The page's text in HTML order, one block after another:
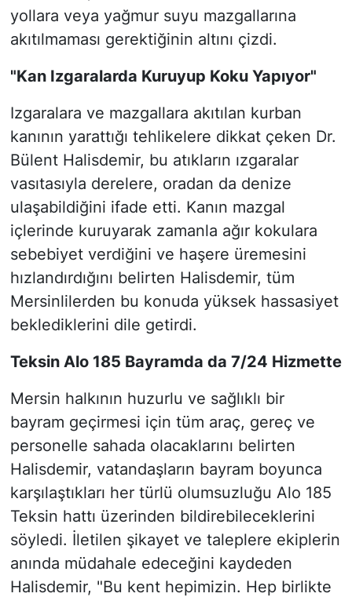
yollara veya yağmur suyu mazgallarına
akıtılmaması gerektiğinin altını çizdi.
"Kan Izgaralarda Kuruyup Koku Yapıyor"
Izgaralara ve mazgallara akıtılan kurban
kanının yarattığı tehlikelere dikkat çeken Dr.
Bülent Halisdemir, bu atıkların ızgaralar
vasıtasıyla derelere, oradan da denize
ulaşabildiğini ifade etti. Kanın mazgal
içlerinde kuruyarak zamanla ağır kokulara
sebebiyet verdiğini ve haşere üremesini
hızlandırdığını belirten Halisdemir, tüm
Mersinlilerden bu konuda yüksek hassasiyet
beklediklerini dile getirdi.
Teksin Alo 185 Bayramda da 7/24 Hizmette
Mersin halkının huzurlu ve sağlıklı bir
bayram geçirmesi için tüm araç, gereç ve
personelle sahada olacaklarını belirten
Halisdemir, vatandaşların bayram boyunca
karşılaştıkları her türlü olumsuzluğu Alo 185
Teksin hattı üzerinden bildirebileceklerini
söyledi. İletilen şikayet ve taleplere ekiplerin
anında müdahale edeceğini kaydeden
Halisdemir, "Bu kent hepimizin. Hep birlikte